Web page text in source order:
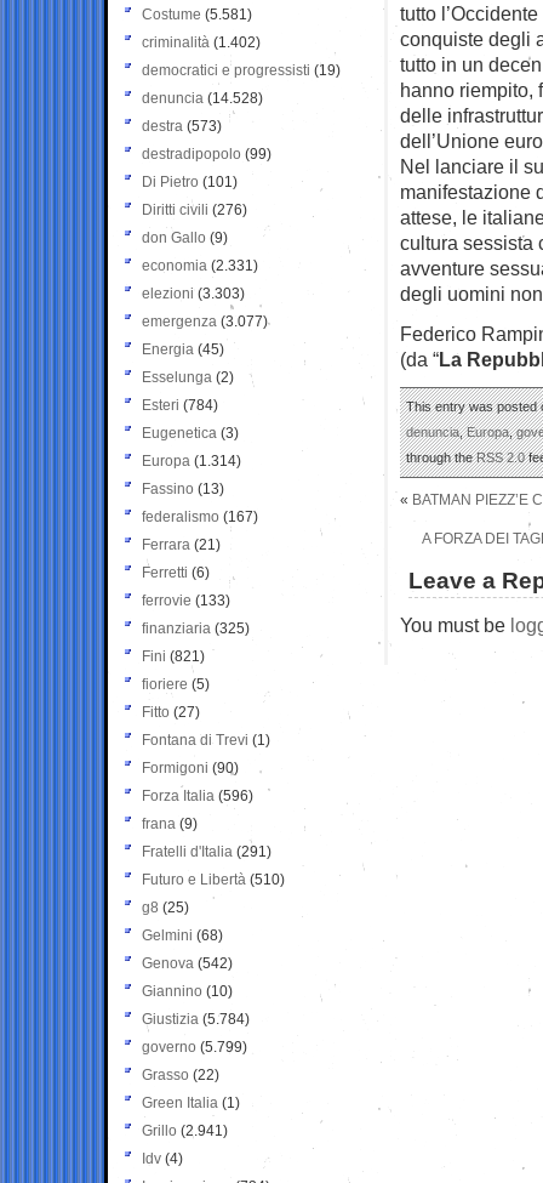
tutto
conquiste degli
tutto in un
hanno riempito,
delle
dell’Unione
Nel lanciare il
manifestazione
attese, le
cultura sessista
avventure
degli uomini
Federico
(da “La
This entry was posted
denuncia,Europa,
through theRSS 2.0
« BATMAN PIEZZ’E
A FORZA DEI
Leave a
You must be
Costume (5.581)
criminalità (1.402)
democratici e progressisti (19)
denuncia (14.528)
destra (573)
destradipopolo (99)
Di Pietro (101)
Diritti civili (276)
don Gallo (9)
economia (2.331)
elezioni (3.303)
emergenza (3.077)
Energia (45)
Esselunga (2)
Esteri (784)
Eugenetica (3)
Europa (1.314)
Fassino (13)
federalismo (167)
Ferrara (21)
Ferretti (6)
ferrovie (133)
finanziaria (325)
Fini (821)
fioriere (5)
Fitto (27)
Fontana di Trevi (1)
Formigoni (90)
Forza Italia (596)
frana (9)
Fratelli d'Italia (291)
Futuro e Libertà (510)
g8 (25)
Gelmini (68)
Genova (542)
Giannino (10)
Giustizia (5.784)
governo (5.799)
Grasso (22)
Green Italia (1)
Grillo (2.941)
Idv (4)